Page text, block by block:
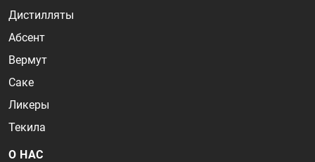
Дистилляты
Абсент
Вермут
Саке
Ликеры
Текила
О НАС